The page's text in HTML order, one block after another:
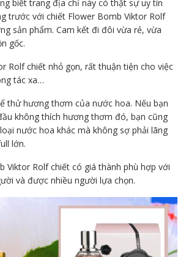
biết trang địa chỉ này có thật sự uy tín
trước với chiết Flower Bomb Viktor Rolf
sản phẩm. Cam kết đi đôi vừa rẻ, vừa
gốc.
Rolf chiết nhỏ gọn, rất thuận tiện cho việc
tác xa…
thử hương thơm của nước hoa. Nếu bạn
không thích hương thơm đó, bạn cũng
nước hoa khác mà không sợ phải lãng
lớn.
Viktor Rolf chiết có giá thành phù hợp với
và được nhiều người lựa chọn.